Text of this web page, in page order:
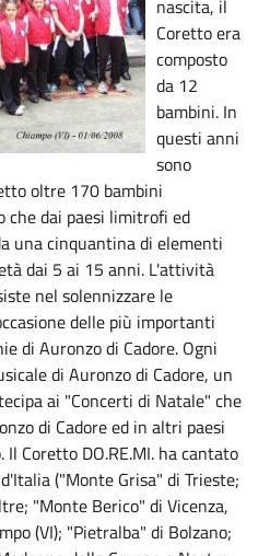
nascita, il
Coretto era
composto
da 12
bambini. In
questi anni
sono
oltre 170 bambini
che dai paesi limitrofi ed
una cinquantina di elementi
dai 5 ai 15 anni. L'attività
nel solennizzare le
delle più importanti
di Auronzo di Cadore. Ogni
di Auronzo di Cadore, un
ai "Concerti di Natale" che
di Cadore ed in altri paesi
Coretto DO.RE.MI. ha cantato
("Monte Grisa" di Trieste;
"Monte Berico" di Vicenza,
(VI); "Pietralba" di Bolzano;